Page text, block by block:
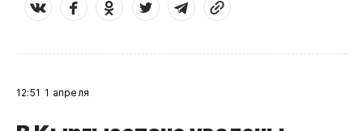
12:51 1 апреля